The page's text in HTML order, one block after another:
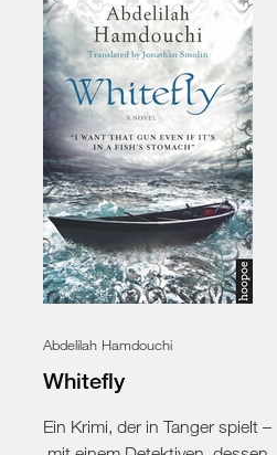
Abdelilah Hamdouchi
Whitefly
Ein Krimi, der in Tanger spielt –